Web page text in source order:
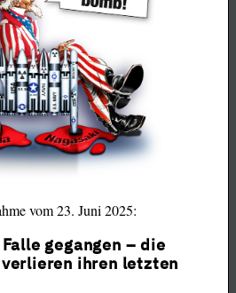
vom 23. Juni 2025:
gegangen – die
ihren letzten